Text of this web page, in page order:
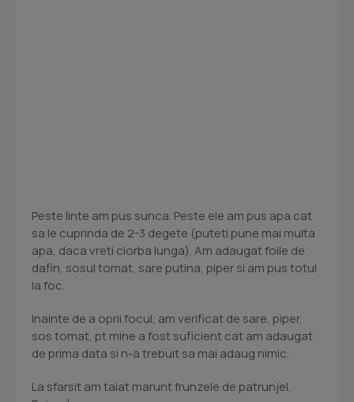
Peste linte am pus sunca. Peste ele am pus apa cat
sa le cuprinda de 2-3 degete (puteti pune mai multa
apa, daca vreti ciorba lunga). Am adaugat foile de
dafin, sosul tomat, sare putina, piper si am pus totul
la foc.
Inainte de a oprii focul, am verificat de sare, piper,
sos tomat, pt mine a fost suficient cat am adaugat
de prima data si n-a trebuit sa mai adaug nimic.
La sfarsit am taiat marunt frunzele de patrunjel.